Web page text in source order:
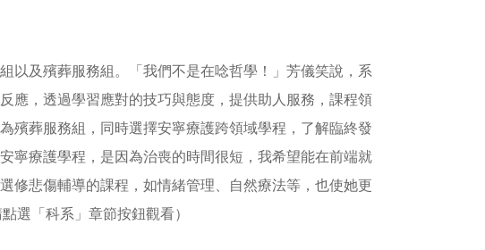
以及殯葬服務組。「我們不是在唸哲學！」芳儀笑說，系
應，透過學習應對的技巧與態度，提供助人服務，課程領
殯葬服務組，同時選擇安寧療護跨領域學程，了解臨終發
寧療護學程，是因為治喪的時間很短，我希望能在前端就
修悲傷輔導的課程，如情緒管理、自然療法等，也使她更
選「科系」章節按鈕觀看）